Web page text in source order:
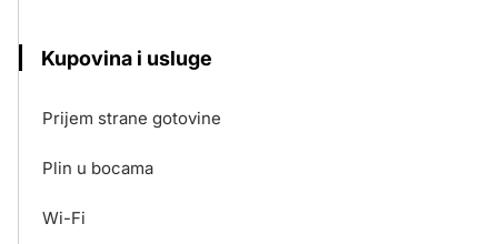
Kupovina i usluge
Prijem strane gotovine
Plin u bocama
Wi-Fi